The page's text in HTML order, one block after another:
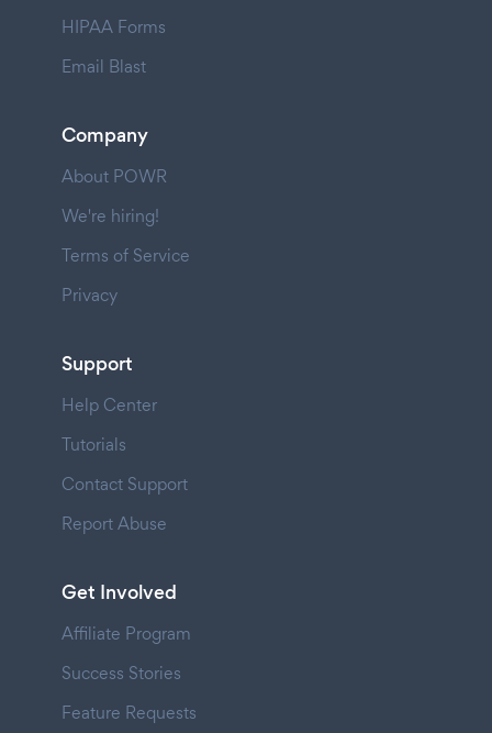
HIPAA Forms
Email Blast
Company
About POWR
We're hiring!
Terms of Service
Privacy
Support
Help Center
Tutorials
Contact Support
Report Abuse
Get Involved
Affiliate Program
Success Stories
Feature Requests